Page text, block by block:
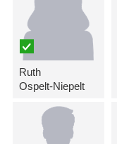
Ruth
Ospelt-Niepelt